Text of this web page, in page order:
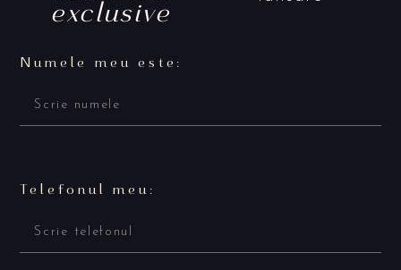
exclusive
Numele meu este:
Telefonul meu: